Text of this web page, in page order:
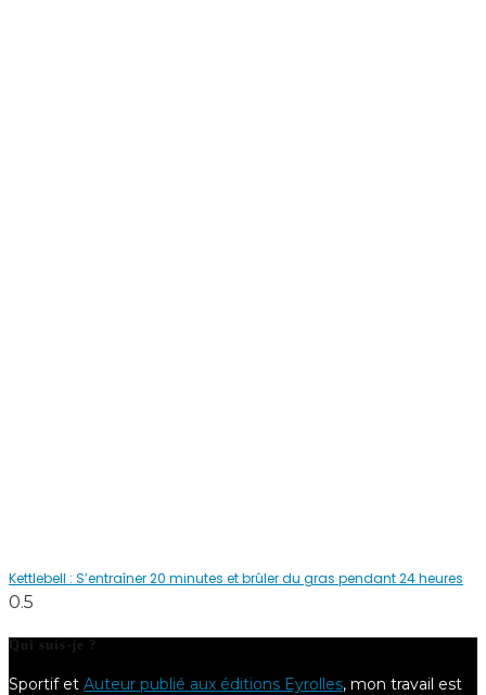
Kettlebell : S’entraîner 20 minutes et brûler du gras pendant 24 heures
Qui suis-je ?
Sportif et Auteur publié aux éditions Eyrolles, mon travail est